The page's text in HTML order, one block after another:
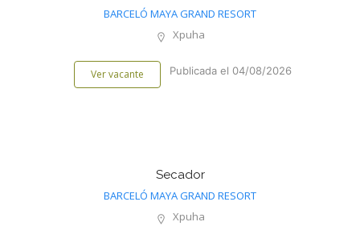
BARCELÓ MAYA GRAND RESORT
Xpuha
Ver vacante Publicada el 04/08/2026
Secador
BARCELÓ MAYA GRAND RESORT
Xpuha